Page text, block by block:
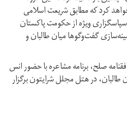
کرد که مطابق شریعت اسلامی
ویژه از حکومت پاکستان
گفت‌وگوها میان طالبان و
صلح، برنامه‌ مشاعره با حضور انس
طالبان، در هتل مجلل شرایتون برگزار